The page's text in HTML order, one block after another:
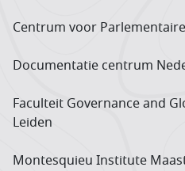
Centrum voor
Documentatie centrum
Faculteit Governance and
Leiden
Montesquieu Institute